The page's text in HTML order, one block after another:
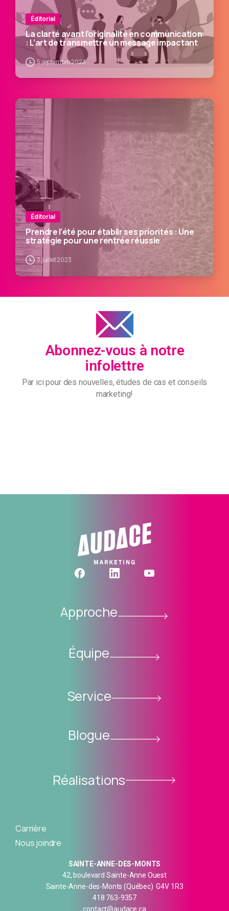
Éditorial
La clarté avant l’originalité en communication
: L’art de transmettre un message impactant
5 septembre 2023
Éditorial
Prendre l’été pour établir ses priorités : Une
stratégie pour une rentrée réussie
3 juillet 2023
Abonnez-vous à notre
infolettre
Par ici pour des nouvelles, études de cas et conseils
marketing!
Approche
Équipe
Service
Blogue
Réalisations
Carrière
Nous joindre
SAINTE-ANNE-DES-MONTS
42, boulevard Sainte-Anne Ouest
Sainte-Anne-des-Monts (Québec) G4V 1R3
418 763-9357
contact@audace.ca